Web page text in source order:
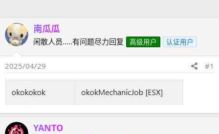
南瓜瓜
闲散人员.....有问题尽力回复 高级用户 认证用户
2025/04/29 #1
YANTO